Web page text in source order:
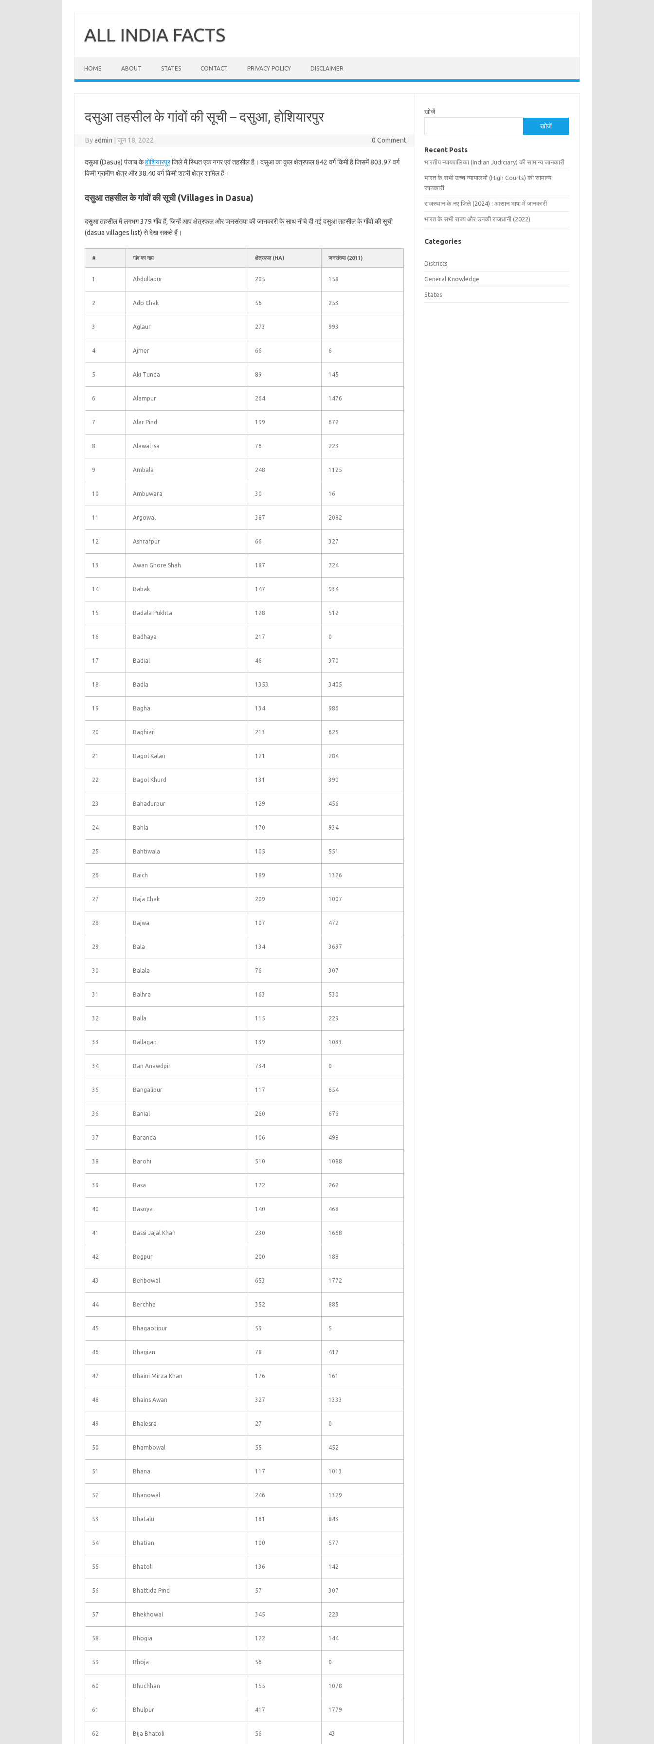
contentALL INDIA FACTS
HOME ABOUT STATES CONTACT PRIVACY POLICY DISCLAIMER
दसुआ तहसील के गांवों की सूची – दसुआ, होशियारपुर
Byadmin जून 18, 2022 0 Comment
दसुआ (Dasua) पंजाब केहोशियारपुरजिले में स्थित एक नगर एवं तहसील है। दसुआ का कुल क्षेत्रफल 842 वर्ग किमी है जिसमें 803.97 वर्ग
किमी ग्रामीण क्षेत्र और 38.40 वर्ग किमी शहरी क्षेत्र शामिल है।
दसुआ तहसील के गांवों की सूची (Villages in Dasua)
दसुआ तहसील में लगभग 379 गाँव हैं, जिन्हें आप क्षेत्रफल और जनसंख्या की जानकारी के साथ नीचे दी गई दसुआ तहसील के गाँवों की सूची
(dasua villages list) से देख सकते हैं।
# गांव का नाम क्षेत्रफल (HA) जनसंख्या (2011)
1 Abdullapur 205 158
2 Ado Chak 56 253
3 Aglaur 273 993
4 Ajmer 66 6
5 Aki Tunda 89 145
6 Alampur 264 1476
7 Alar Pind 199 672
8 Alawal Isa 76 223
9 Ambala 248 1125
10 Ambuwara 30 16
11 Argowal 387 2082
12 Ashrafpur 66 327
13 Awan Ghore Shah 187 724
14 Babak 147 934
15 Badala Pukhta 128 512
16 Badhaya 217 0
17 Badial 46 370
18 Badla 1353 3405
19 Bagha 134 986
20 Baghiari 213 625
21 Bagol Kalan 121 284
22 Bagol Khurd 131 390
23 Bahadurpur 129 456
24 Bahla 170 934
25 Bahtiwala 105 551
26 Baich 189 1326
27 Baja Chak 209 1007
28 Bajwa 107 472
29 Bala 134 3697
30 Balala 76 307
31 Balhra 163 530
32 Balla 115 229
33 Ballagan 139 1033
34 Ban Anawdpir 734 0
35 Bangalipur 117 654
36 Banial 260 676
37 Baranda 106 498
38 Barohi 510 1088
39 Basa 172 262
40 Basoya 140 468
41 Bassi Jajal Khan 230 1668
42 Begpur 200 188
43 Behbowal 653 1772
44 Berchha 352 885
45 Bhagaotipur 59 5
46 Bhagian 78 412
47 Bhaini Mirza Khan 176 161
48 Bhains Awan 327 1333
49 Bhalesra 27 0
50 Bhambowal 55 452
51 Bhana 117 1013
52 Bhanowal 246 1329
53 Bhatalu 161 843
54 Bhatian 100 577
55 Bhatoli 136 142
56 Bhattida Pind 57 307
57 Bhekhowal 345 223
58 Bhogia 122 144
59 Bhoja 56 0
60 Bhuchhan 155 1078
61 Bhulpur 417 1779
62 Bija Bhatoli 56 43
खोजें
खोजें
Recent Posts
भारतीय न्यायपालिका (Indian Judiciary) की सामान्य जानकारी
भारत के सभी उच्च न्यायालयों (High Courts) की सामान्य
जानकारी
राजस्थान के नए जिले (2024) : आसान भाषा में जानकारी
भारत के सभी राज्य और उनकी राजधानी (2022)
Categories
Districts
General Knowledge
States